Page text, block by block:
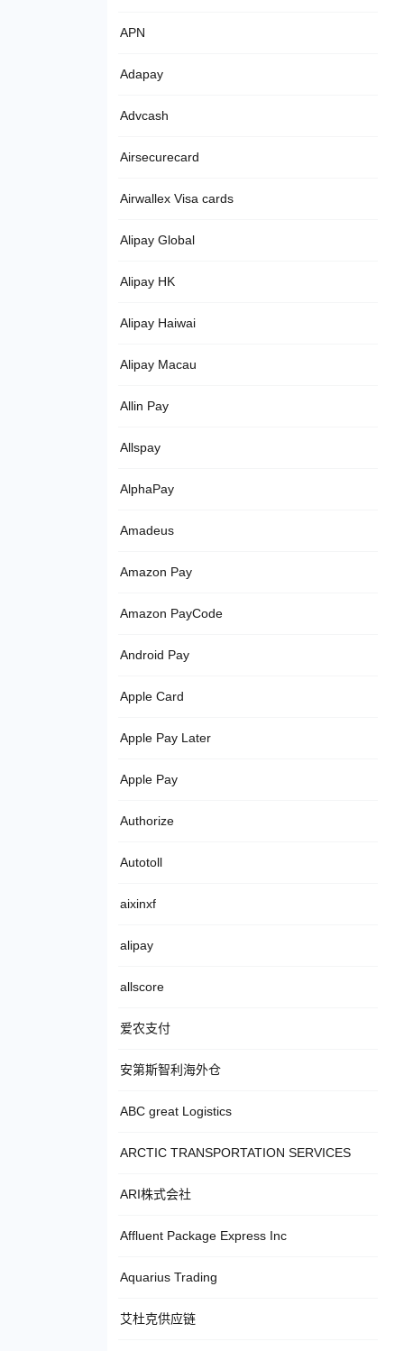
APN
Adapay
Advcash
Airsecurecard
Airwallex Visa cards
Alipay Global
Alipay HK
Alipay Haiwai
Alipay Macau
Allin Pay
Allspay
AlphaPay
Amadeus
Amazon Pay
Amazon PayCode
Android Pay
Apple Card
Apple Pay Later
Apple Pay
Authorize
Autotoll
aixinxf
alipay
allscore
爱农支付
安第斯智利海外仓
ABC great Logistics
ARCTIC TRANSPORTATION SERVICES
ARI株式会社
Affluent Package Express Inc
Aquarius Trading
艾杜克供应链